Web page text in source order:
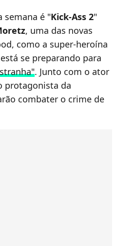
semana é "Kick-Ass 2"
, uma das novas
como a super-heroína
se preparando para
. Junto com o ator
protagonista da
combater o crime de